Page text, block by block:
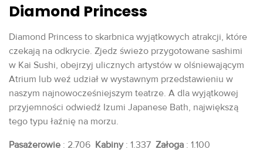
Diamond Princess
Diamond Princess to skarbnica wyjątkowych atrakcji, które
czekają na odkrycie. Zjedz świeżo przygotowane sashimi
w Kai Sushi, obejrzyj ulicznych artystów w olśniewającym
Atrium lub weź udział w wystawnym przedstawieniu w
naszym najnowocześniejszym teatrze. A dla wyjątkowej
przyjemności odwiedź Izumi Japanese Bath, największą
tego typu łaźnię na morzu.
Pasażerowie : 2.706 Kabiny: 1.337 Załoga : 1.100